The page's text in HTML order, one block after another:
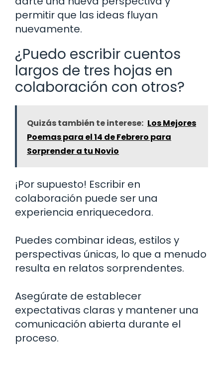
permitir que las ideas fluyan
nuevamente.
¿Puedo escribir cuentos
largos de tres hojas en
colaboración con otros?
Quizás también te interese: Los Mejores
Poemas para el 14 de Febrero para
Sorprender a tu Novio
¡Por supuesto! Escribir en
colaboración puede ser una
experiencia enriquecedora.
Puedes combinar ideas, estilos y
perspectivas únicas, lo que a menudo
resulta en relatos sorprendentes.
Asegúrate de establecer
expectativas claras y mantener una
comunicación abierta durante el
proceso.